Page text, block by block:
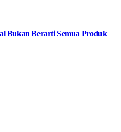
Bukan Berarti Semua Produk